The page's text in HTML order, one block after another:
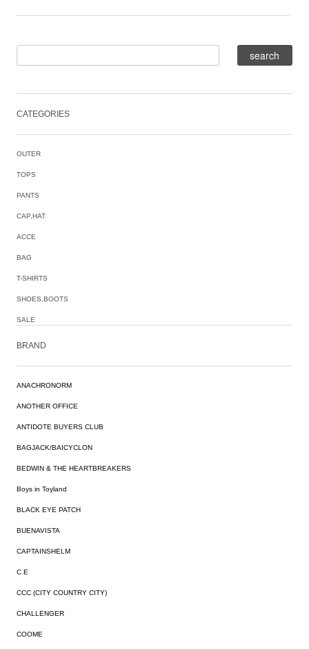
CATEGORIES
OUTER
TOPS
PANTS
CAP,HAT
ACCE
BAG
T-SHIRTS
SHOES,BOOTS
SALE
BRAND
ANACHRONORM
ANOTHER OFFICE
ANTIDOTE BUYERS CLUB
BAGJACK/BAICYCLON
BEDWIN & THE HEARTBREAKERS
Boys in Toyland
BLACK EYE PATCH
BUENAVISTA
CAPTAINSHELM
C.E
CCC (CITY COUNTRY CITY)
CHALLENGER
COOME